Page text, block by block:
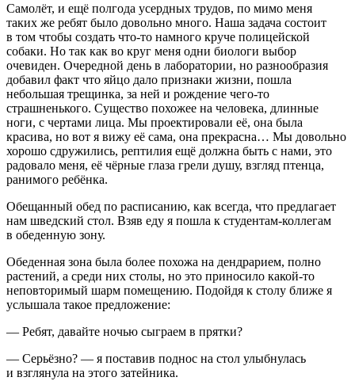
Самолёт, и ещё полгода усердных трудов, по мимо меня
таких же ребят было довольно много. Наша задача состоит
в том чтобы создать что-то намного круче полицейской
собаки. Но так как во круг меня одни биологи выбор
очевиден. Очередной день в лаборатории, но разнообразия
добавил факт что яйцо дало признаки жизни, пошла
небольшая трещинка, за ней и рождение чего-то
страшненького. Существо похожее на человека, длинные
ноги, с чертами лица. Мы проектировали её, она была
красива, но вот я вижу её сама, она прекрасна… Мы довольно
хорошо сдружились, рептилия ещё должна быть с нами, это
радовало меня, её чёрные глаза грели душу, взгляд птенца,
ранимого ребёнка.
Обещанный обед по расписанию, как всегда, что предлагает
нам шведский стол. Взяв еду я пошла к студентам-коллегам
в обеденную зону.
Обеденная зона была более похожа на дендрарием, полно
растений, а среди них столы, но это приносило какой-то
неповторимый шарм помещению. Подойдя к столу ближе я
услышала такое предложение:
— Ребят, давайте ночью сыграем в прятки?
— Серьёзно? — я поставив поднос на стол улыбнулась
и взглянула на этого затейника.